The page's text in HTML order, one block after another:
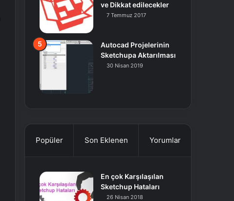
ve Dikkat edilecekler
7 Temmuz 2017
Autocad Projelerinin
Sketchupa Aktarılması
30 Nisan 2019
Popüler Son Eklenen Yorumlar
En çok Karşılaşılan
Sketchup Hataları
26 Nisan 2018